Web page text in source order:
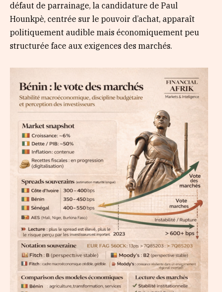
défaut de parrainage, la candidature de Paul
Hounkpè, centrée sur le pouvoir d’achat, apparaît
politiquement audible mais économiquement peu
structurée face aux exigences des marchés.